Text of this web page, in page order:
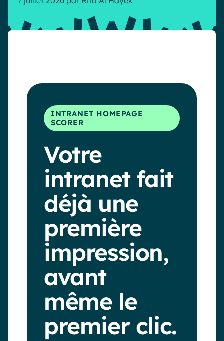
INTRANET HOMEPAGE
SCORER
Votre
intranet fait
déjà une
première
impression,
avant
même le
premier clic.